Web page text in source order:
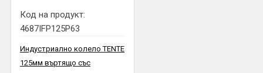
Код на продукт:
4687IFP125P63
Индустриално колело TENTE
125мм въртящо със